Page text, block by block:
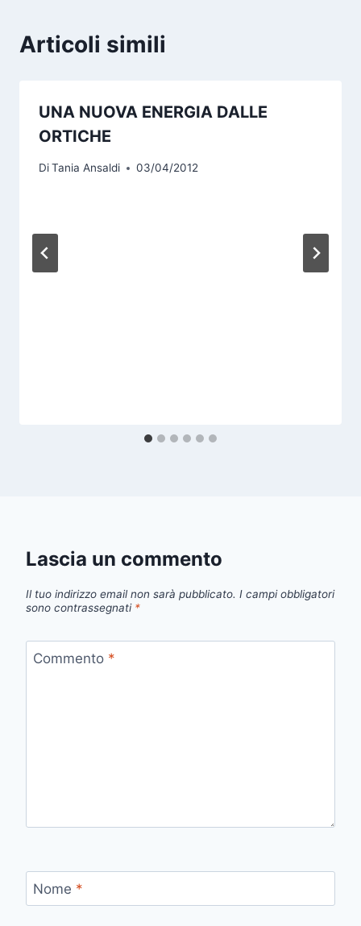
Articoli simili
UNA NUOVA ENERGIA DALLE
ORTICHE
DiTania Ansaldi 03/04/2012
Lascia un commento
Il tuo indirizzo email non sarà pubblicato. I campi obbligatori
sono contrassegnati *
Commento *
Nome *